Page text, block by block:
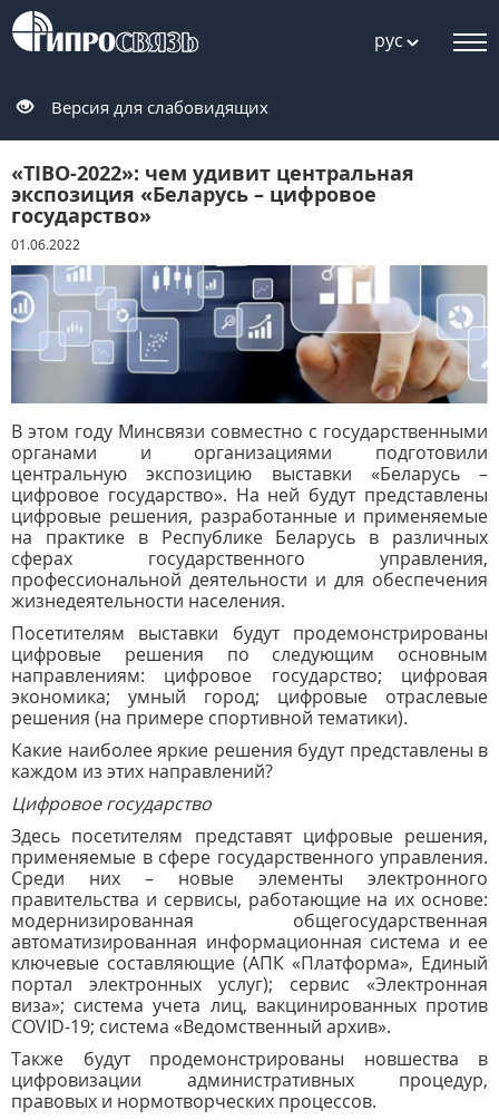
рус
Версия для слабовидящих
«TIBO-2022»: чем удивит центральная
экспозиция «Беларусь – цифровое
государство»
01.06.2022
В этом году Минсвязи совместно с государственными
органами и организациями подготовили
центральную экспозицию выставки «Беларусь –
цифровое государство». На ней будут представлены
цифровые решения, разработанные и применяемые
на практике в Республике Беларусь в различных
сферах государственного управления,
профессиональной деятельности и для обеспечения
жизнедеятельности населения.
Посетителям выставки будут продемонстрированы
цифровые решения по следующим основным
направлениям: цифровое государство; цифровая
экономика; умный город; цифровые отраслевые
решения (на примере спортивной тематики).
Какие наиболее яркие решения будут представлены в
каждом из этих направлений?
Цифровое государство
Здесь посетителям представят цифровые решения,
применяемые в сфере государственного управления.
Среди них – новые элементы электронного
правительства и сервисы, работающие на их основе:
модернизированная общегосударственная
автоматизированная информационная система и ее
ключевые составляющие (АПК «Платформа», Единый
портал электронных услуг); сервис «Электронная
виза»; система учета лиц, вакцинированных против
COVID-19; система «Ведомственный архив».
Также будут продемонстрированы новшества в
цифровизации административных процедур,
правовых и нормотворческих процессов.